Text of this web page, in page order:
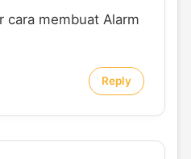
cara membuat Alarm
Reply